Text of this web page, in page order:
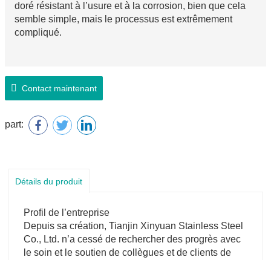
doré résistant à l’usure et à la corrosion, bien que cela
semble simple, mais le processus est extrêmement
compliqué.
Contact maintenant
part:
Détails du produit
Profil de l’entreprise
Depuis sa création, Tianjin Xinyuan Stainless Steel
Co., Ltd. n’a cessé de rechercher des progrès avec
le soin et le soutien de collègues et de clients de